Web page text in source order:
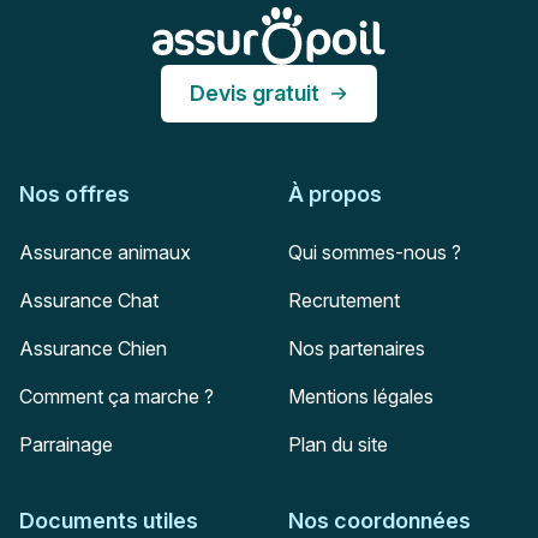
Devis gratuit
Nos offres
Assurance animaux
Assurance Chat
Assurance Chien
Comment ça marche ?
Parrainage
À propos
Qui sommes-nous ?
Recrutement
Nos partenaires
Mentions légales
Plan du site
Documents utiles Nos coordonnées